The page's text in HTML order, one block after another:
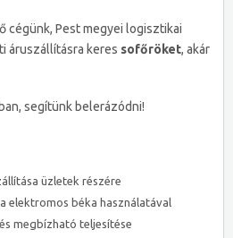
cégünk, Pest megyei logisztikai
áruszállításra keres sofőröket, akár
segítünk belerázódni!
üzletek részére
elektromos béka használatával
megbízható teljesítése